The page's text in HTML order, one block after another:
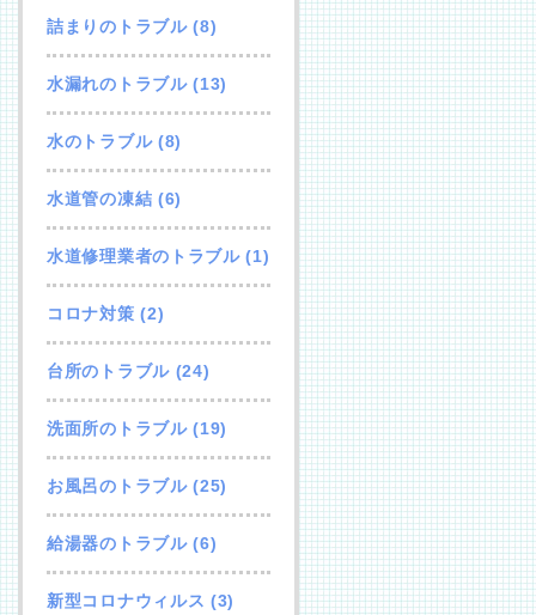
詰まりのトラブル(8)
水漏れのトラブル(13)
水のトラブル(8)
水道管の凍結 (6)
水道修理業者のトラブル(1)
コロナ対策 (2)
台所のトラブル(24)
洗面所のトラブル(19)
お風呂のトラブル(25)
給湯器のトラブル(6)
新型コロナウィルス (3)